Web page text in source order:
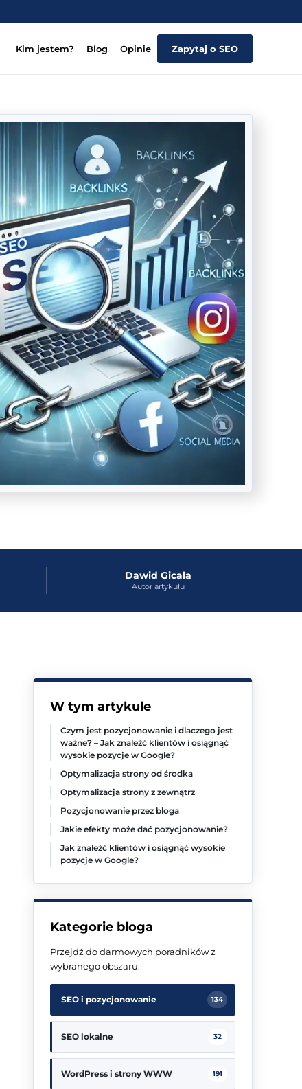
Kim jestem? Blog Opinie Zapytaj o SEO
Dawid Gicala
Autor artykułu
W tym artykule
Czym jest pozycjonowanie i dlaczego jest
ważne? – Jak znaleźć klientów i osiągnąć
wysokie pozycje w Google?
Optymalizacja strony od środka
Optymalizacja strony z zewnątrz
Pozycjonowanie przez bloga
Jakie efekty może dać pozycjonowanie?
Jak znaleźć klientów i osiągnąć wysokie
pozycje w Google?
Kategorie bloga
Przejdź do darmowych poradników z
wybranego obszaru.
SEO i pozycjonowanie 134
SEO lokalne 32
WordPress i strony WWW 191